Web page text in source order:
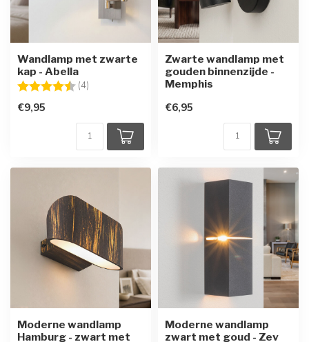
Wandlamp met zwarte
kap - Abella
Beoordeling: (4)
€9,95
Zwarte wandlamp met
gouden binnenzijde -
Memphis
€6,95
Moderne wandlamp
Hamburg - zwart met
Moderne wandlamp
zwart met goud - Zev